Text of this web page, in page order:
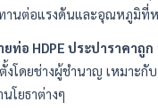
านต่อแรงดันและอุณหภูมิที่ห
ยท่อ HDPE ประปาราคาถูก
งโดยช่างผู้ชำนาญ เหมาะกั
โยธาต่างๆ